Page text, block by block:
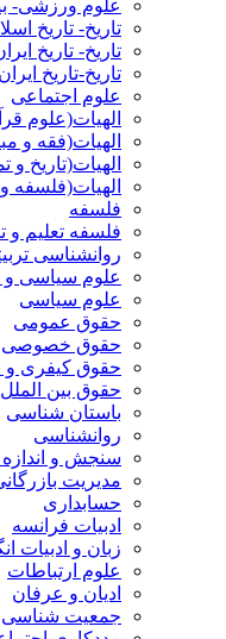
علوم ورزشی-
تاریخ- تاریخ
تاریخ- تاریخ
تاریخ-تاریخ
علوم اجتماعی
الهیات(علوم
الهیات(فقه و
الهیات(تاریخ
الهیات(فلسفه
فلسفه
فلسفه تعلیم و
روانشناسی
علوم سیاسی و
علوم سیاسی
حقوق عمومی
حقوق خصوصی
حقوق کیفری
حقوق بین
باستان شناسی
روانشناسی
سنجش و
مدیریت
حسابداری
ادبیات فرانسه
زبان و ادبیات
علوم ارتباطات
ادیان و عرفان
جمعیت شناسی